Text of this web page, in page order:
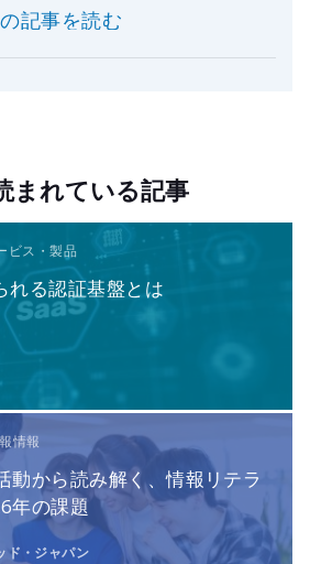
記事を読む
まれている記事
ス・製品
れる認証基盤とは
情報
動から読み解く、情報リテラ
年の課題
ド・ジャパン